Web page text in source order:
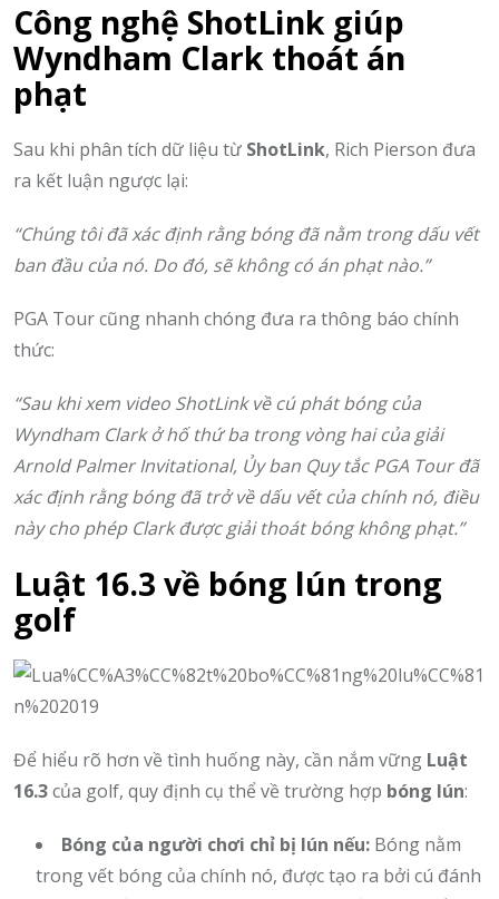
Công nghệ ShotLink giúp
Wyndham Clark thoát án
phạt
Sau khi phân tích dữ liệu từ ShotLink, Rich Pierson đưa
ra kết luận ngược lại:
“Chúng tôi đã xác định rằng bóng đã nằm trong dấu vết
ban đầu của nó. Do đó, sẽ không có án phạt nào.”
PGA Tour cũng nhanh chóng đưa ra thông báo chính
thức:
“Sau khi xem video ShotLink về cú phát bóng của
Wyndham Clark ở hố thứ ba trong vòng hai của giải
Arnold Palmer Invitational, Ủy ban Quy tắc PGA Tour đã
xác định rằng bóng đã trở về dấu vết của chính nó, điều
này cho phép Clark được giải thoát bóng không phạt.”
Luật 16.3 về bóng lún trong
golf
Để hiểu rõ hơn về tình huống này, cần nắm vững Luật
16.3của golf, quy định cụ thể về trường hợp bóng lún:
Bóng của người chơi chỉ bị lún nếu: Bóng nằm
trong vết bóng của chính nó, được tạo ra bởi cú đánh